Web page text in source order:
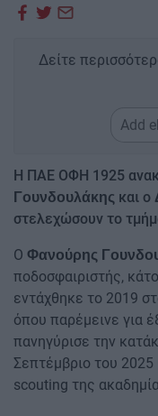
Δείτε
Add
Η ΠΑΕ ΟΦΗ 1925
Γουνδουλάκης και ο
στελεχώσουν το
Ο Φανούρης
ποδοσφαιριστής,
εντάχθηκε το 2019
όπου παρέμεινε για
πανηγύρισε την
Σεπτέμβριο του 2025
scouting της